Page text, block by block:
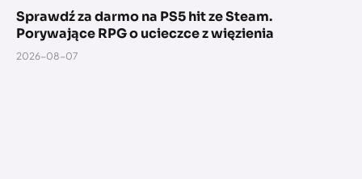
Sprawdź za darmo na PS5 hit ze Steam.
Porywające RPG o ucieczce z więzienia
2026-08-07